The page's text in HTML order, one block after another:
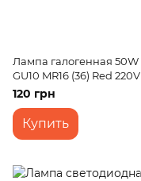
Лампа галогенная 50W
GU10 MR16 (36) Red 220V
120 грн
Купить